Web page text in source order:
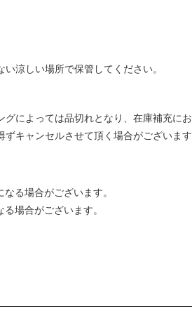
涼しい場所で保管してください。
によっては品切れとなり、在庫補充にお
キャンセルさせて頂く場合がございます
る場合がございます。
場合がございます。